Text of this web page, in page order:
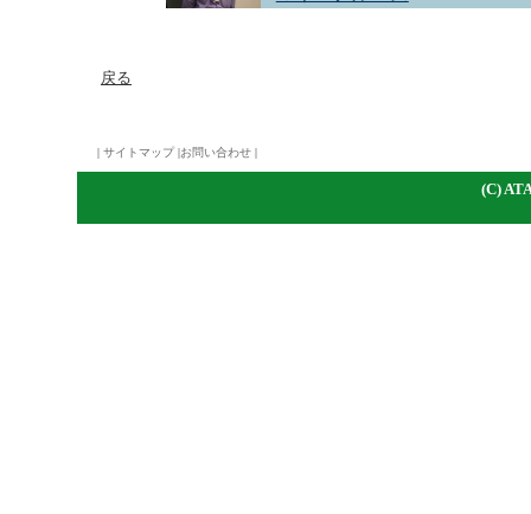
戻る
| サイトマップ|お問い合わせ |
(C)A